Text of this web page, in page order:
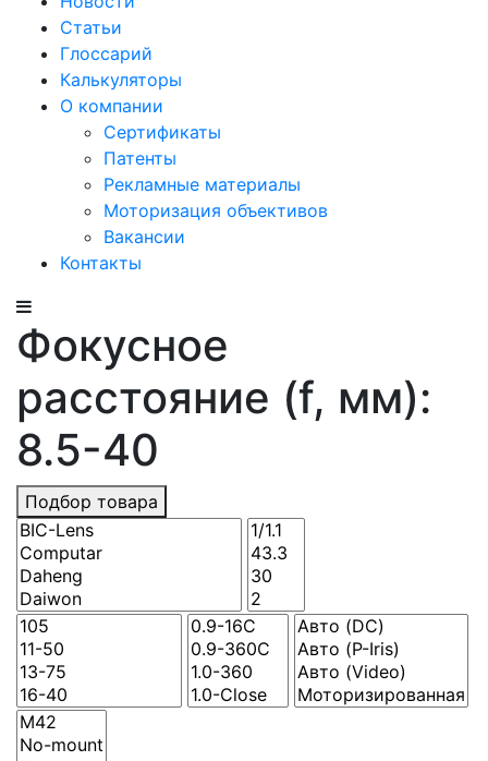
Статьи
Глоссарий
Калькуляторы
О компании
Сертификаты
Патенты
Рекламные материалы
Моторизация объективов
Вакансии
Контакты
Фокусное
расстояние (f, мм):
8.5-40
Подбор товара